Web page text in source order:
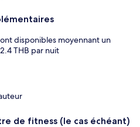
disponibles moyennant un
THB par nuit
de fitness (le cas échéant)